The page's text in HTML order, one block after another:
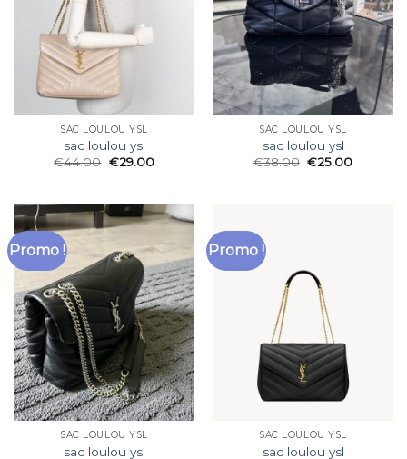
SAC LOULOU YSL
sac loulou ysl
€44.00 €29.00
SAC LOULOU YSL
sac loulou ysl
€38.00 €25.00
Promo !
SAC LOULOU YSL
sac loulou ysl
Promo !
SAC LOULOU YSL
sac loulou ysl